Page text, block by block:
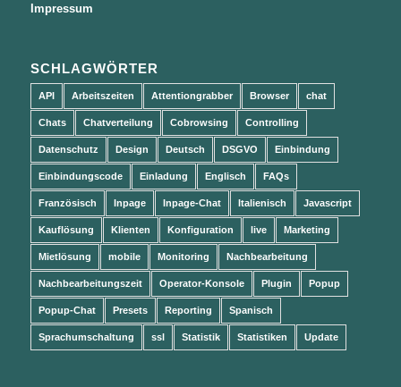
Impressum
SCHLAGWÖRTER
API Arbeitszeiten Attentiongrabber Browser chat
Chats Chatverteilung Cobrowsing Controlling
Datenschutz Design Deutsch DSGVO Einbindung
Einbindungscode Einladung Englisch FAQs
Französisch Inpage Inpage-Chat Italienisch Javascript
Kauflösung Klienten Konfiguration live Marketing
Mietlösung mobile Monitoring Nachbearbeitung
Nachbearbeitungszeit Operator-Konsole Plugin Popup
Popup-Chat Presets Reporting Spanisch
Sprachumschaltung ssl Statistik Statistiken Update